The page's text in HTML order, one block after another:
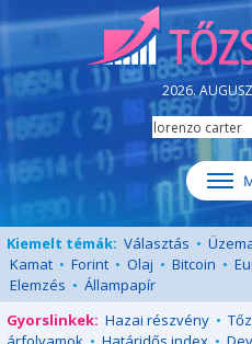
2026.
Kiemelt témák: Választás •
Kamat • Forint • Olaj • Bitcoin •
Elemzés • Állampapír
Gyorslinkek: Hazai részvény •